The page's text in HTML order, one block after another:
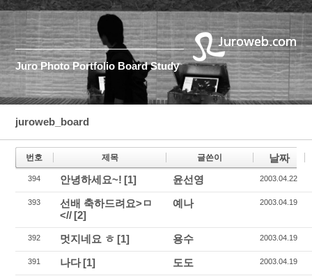
Juro Photo Portfolio Board Study
juroweb_board
번호 제목 글쓴이 날짜
394 안녕하세요~! [1] 윤선영 2003.04.22
393
선배 축하드려요>ㅁ
<// [2]
예나 2003.04.19
392 멋지네요 ㅎ [1] 용수 2003.04.19
391 나다[1] 도도 2003.04.19